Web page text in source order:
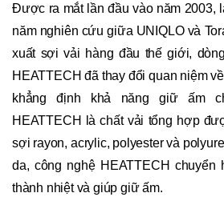
Được ra mắt lần đầu vào năm 2003,
năm nghiên cứu giữa UNIQLO và
xuất sợi vải hàng đầu thế giới,
HEATTECH đã thay đổi quan niệm
khẳng định khả năng giữ ấm
HEATTECH là chất vải tổng hợp
sợi rayon, acrylic, polyester và
da, công nghệ HEATTECH
thành nhiệt và giúp giữ ấm.